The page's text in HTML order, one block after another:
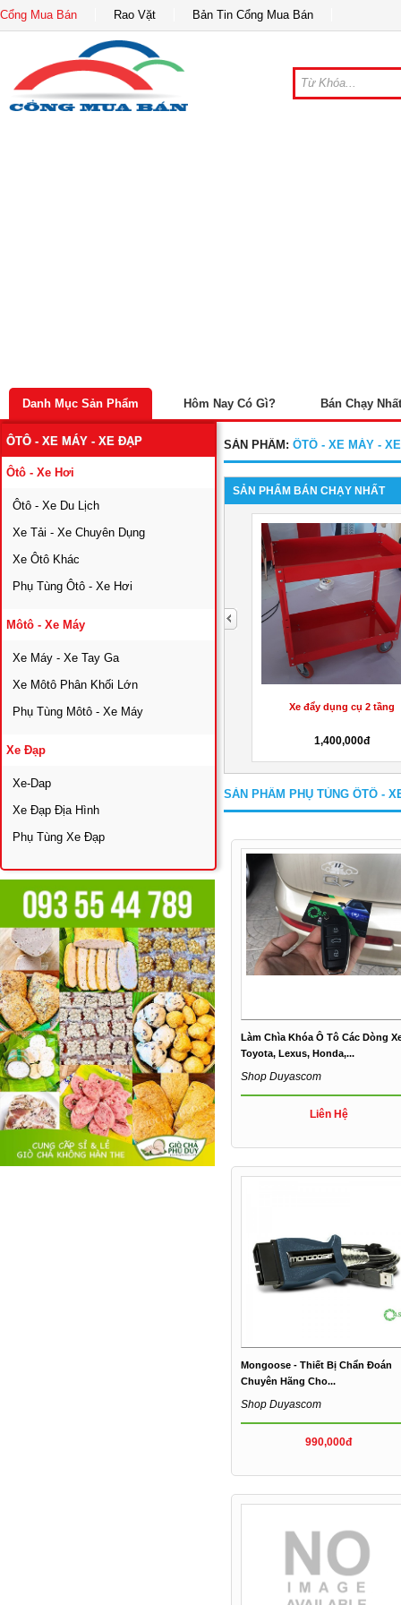
Cổng Mua Bán Rao Vặt Bản Tin Cổng Mua Bán
Danh Mục Sản Phẩm Hôm Nay Có Gì? Bán Chạy Nhất
ÔTÔ - XE MÁY - XE ĐẠP
Ôtô - Xe Hơi
Ôtô - Xe Du Lịch
Xe Tải - Xe Chuyên Dụng
Xe Ôtô Khác
Phụ Tùng Ôtô - Xe Hơi
Môtô - Xe Máy
Xe Máy - Xe Tay Ga
Xe Môtô Phân Khối Lớn
Phụ Tùng Môtô - Xe Máy
Xe Đạp
Xe-Dap
Xe Đạp Địa Hình
Phụ Tùng Xe Đạp
SẢN PHẨM: ÔTÔ - XE MÁY -
SẢN PHẨM BÁN CHẠY NHẤT
Kệ đồ nghề 3 ngăn Xe đẩy dụng cụ 2 tầng
1,400,000đ
SẢN PHẨM PHỤ TÙNG ÔTÔ -
Làm Chìa Khóa Ô Tô Các Dòng
Toyota, Lexus, Honda,...
Shop Duyascom
Liên Hệ
Mongoose - Thiết Bị Chẩn Đoán
Chuyên Hãng Cho...
Shop Duyascom
990,000đ